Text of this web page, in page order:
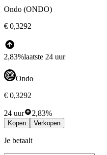
Ondo (ONDO)
€ 0,3292
2,83%laatste 24 uur
Ondo
€ 0,3292
24 uur 2,83%
Kopen Verkopen
Je betaalt